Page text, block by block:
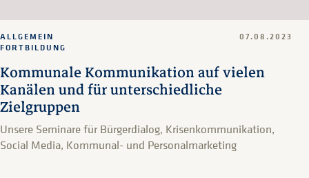
Kommunale Kommunikation auf vielen
Kanälen und für unterschiedliche
Zielgruppen
ALLGEMEIN
FORTBILDUNG
07.08.2023
Unsere Seminare für Bürgerdialog, Krisenkommunikation,
Social Media, Kommunal- und Personalmarketing